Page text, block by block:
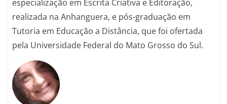
especialização em Escrita Criativa e Editoração,
realizada na Anhanguera, e pós-graduação em
Tutoria em Educação a Distância, que foi ofertada
pela Universidade Federal do Mato Grosso do Sul.